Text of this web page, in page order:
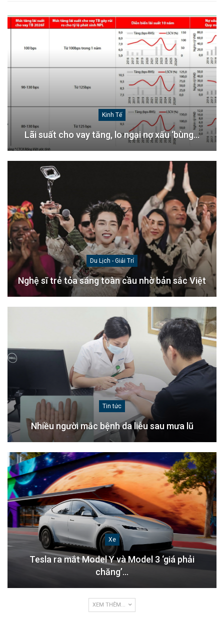
Kinh Tế
Lãi suất cho vay tăng, lo ngại nợ xấu ‘bùng…
Du Lịch - Giải Trí
Nghệ sĩ trẻ tỏa sáng toàn cầu nhờ bản sắc Việt
Tin tức
Nhiều người mắc bệnh da liễu sau mưa lũ
Xe
Tesla ra mắt Model Y và Model 3 ‘giá phải
chăng’…
XEM THÊM...